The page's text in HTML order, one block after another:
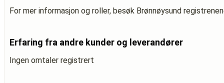
For mer informasjon og roller, besøk Brønnøysund
Erfaring fra andre kunder og leverandører
Ingen omtaler registrert